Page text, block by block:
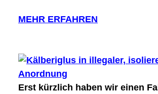
MEHR ERFAHREN
Erst kürzlich haben wir einen Fall